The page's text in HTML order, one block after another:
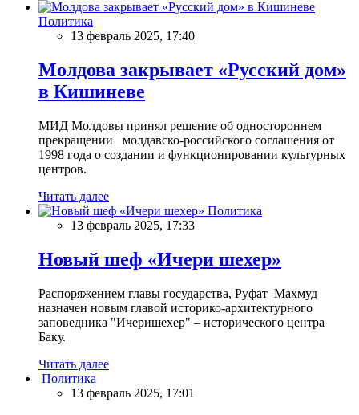
Политика
13 февраль 2025, 17:40
Молдова закрывает «Русский дом»
в Кишиневе
МИД Молдовы принял решение об одностороннем
прекращении молдавско-российского соглашения от
1998 года о создании и функционировании культурных
центров.
Читать далее
Политика
13 февраль 2025, 17:33
Новый шеф «Ичери шехер»
Распоряжением главы государства, Руфат Махмуд
назначен новым главой историко-архитектурного
заповедника "Ичеришехер" – исторического центра
Баку.
Читать далее
Политика
13 февраль 2025, 17:01